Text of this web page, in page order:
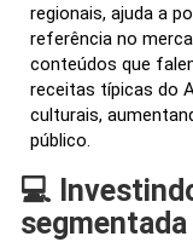
regionais, ajuda a
referência no
conteúdos que
receitas típicas do
culturais,
público.
💻
segmentada